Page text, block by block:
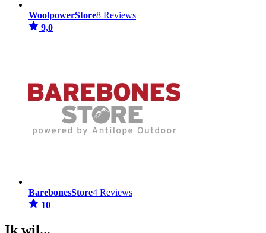
WoolpowerStore8 Reviews
9,0
BarebonesStore4 Reviews
10